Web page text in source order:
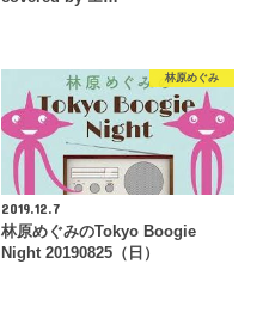
林原めぐみ
2019.12.7
林原めぐみのTokyo Boogie
Night 20190825（日）